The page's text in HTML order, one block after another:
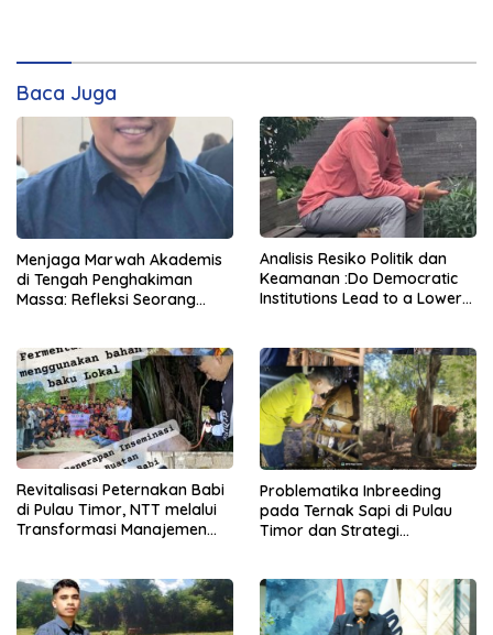
Baca Juga
Menjaga Marwah Akademis
di Tengah Penghakiman
Massa: Refleksi Seorang
Analisis Resiko Politik dan
Keamanan :Do Democratic
Institutions Lead to a Lower
Revitalisasi Peternakan Babi
di Pulau Timor, NTT melalui
Transformasi Manajemen
Problematika Inbreeding
pada Ternak Sapi di Pulau
Timor dan Strategi